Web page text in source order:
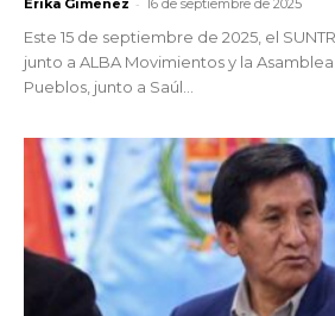
Erika Gimenez 16 de septiembre de 2025
Este 15 de septiembre de 2025, el
junto a ALBA Movimientos y la
Pueblos, junto a Saúl...